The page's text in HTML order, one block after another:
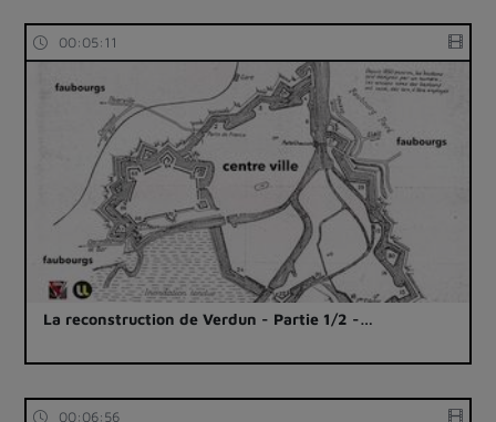
00:05:11
La reconstruction de Verdun - Partie 1/2 -…
00:06:56